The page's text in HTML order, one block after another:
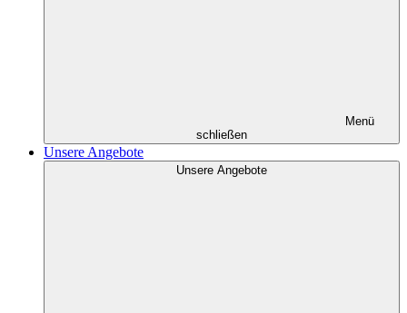
Menü
schließen
Unsere Angebote
Unsere Angebote